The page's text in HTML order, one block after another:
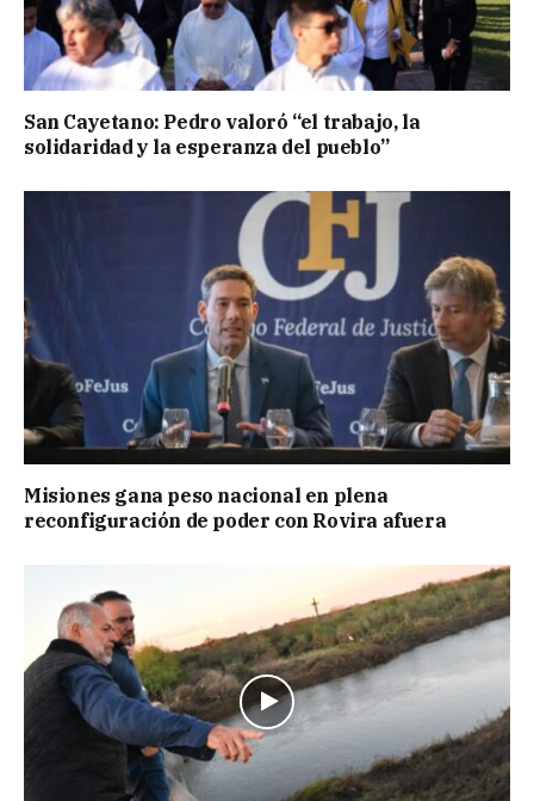
San Cayetano: Pedro valoró “el trabajo, la
solidaridad y la esperanza del pueblo”
Misiones gana peso nacional en plena
reconfiguración de poder con Rovira afuera